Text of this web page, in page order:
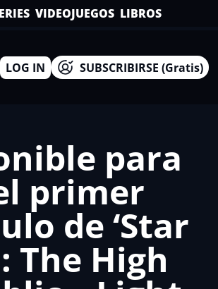
VIDEOJUEGOS LIBROS
LOG IN SUBSCRIBIRSE (Gratis)
para
primer
de ‘Star
The High